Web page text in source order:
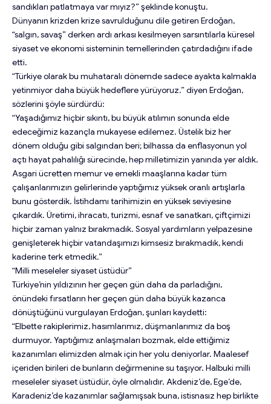
sandıkları patlatmaya var mıyız?” şeklinde konuştu.
Dünyanın krizden krize savrulduğunu dile getiren Erdoğan,
“salgın, savaş” derken ardı arkası kesilmeyen sarsıntılarla küresel
siyaset ve ekonomi sisteminin temellerinden çatırdadığını ifade
etti.
“Türkiye olarak bu muhataralı dönemde sadece ayakta kalmakla
yetinmiyor daha büyük hedeflere yürüyoruz.” diyen Erdoğan,
sözlerini şöyle sürdürdü:
“Yaşadığımız hiçbir sıkıntı, bu büyük atılımın sonunda elde
edeceğimiz kazançla mukayese edilemez. Üstelik biz her
dönem olduğu gibi salgından beri; bilhassa da enflasyonun yol
açtı hayat pahalılığı sürecinde, hep milletimizin yanında yer aldık.
Asgari ücretten memur ve emekli maaşlarına kadar tüm
çalışanlarımızın gelirlerinde yaptığımız yüksek oranlı artışlarla
bunu gösterdik. İstihdamı tarihimizin en yüksek seviyesine
çıkardık. Üretimi, ihracatı, turizmi, esnaf ve sanatkarı, çiftçimizi
hiçbir zaman yalnız bırakmadık. Sosyal yardımların yelpazesine
genişleterek hiçbir vatandaşımızı kimsesiz bırakmadık, kendi
kaderine terk etmedik.”
“Milli meseleler siyaset üstüdür”
Türkiye’nin yıldızının her geçen gün daha da parladığını,
önündeki fırsatların her geçen gün daha büyük kazanca
dönüştüğünü vurgulayan Erdoğan, şunları kaydetti:
“Elbette rakiplerimiz, hasımlarımız, düşmanlarımız da boş
durmuyor. Yaptığımız anlaşmaları bozmak, elde ettiğimiz
kazanımları elimizden almak için her yolu deniyorlar. Maalesef
içeriden birileri de bunların değirmenine su taşıyor. Halbuki milli
meseleler siyaset üstüdür, öyle olmalıdır. Akdeniz’de, Ege’de,
Karadeniz’de kazanımlar sağlamışsak buna, istisnasız hep birlikte